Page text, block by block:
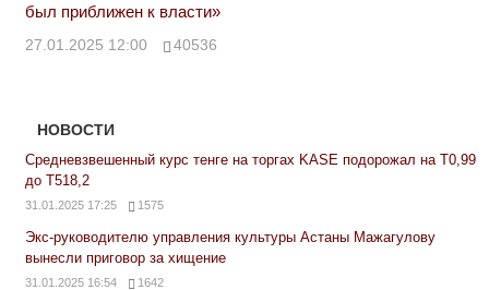
был приближен к власти»
27.01.2025 12:00 40536
НОВОСТИ
Средневзвешенный курс тенге на торгах KASE подорожал на Т0,99
до Т518,2
31.01.2025 17:25 1575
Экс-руководителю управления культуры Астаны Мажагулову
вынесли приговор за хищение
31.01.2025 16:54 1642